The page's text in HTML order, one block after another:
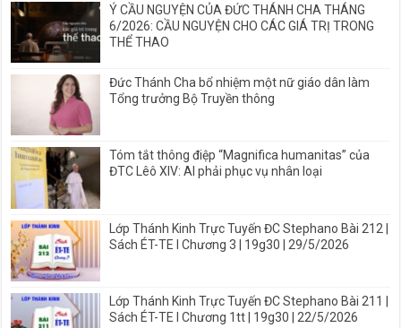
Ý CẦU NGUYỆN CỦA ĐỨC THÁNH CHA THÁNG
6/2026: CẦU NGUYỆN CHO CÁC GIÁ TRỊ TRONG
THỂ THAO
Đức Thánh Cha bổ nhiệm một nữ giáo dân làm
Tổng trưởng Bộ Truyền thông
Tóm tắt thông điệp “Magnifica humanitas” của
ĐTC Lêô XIV: AI phải phục vụ nhân loại
Lớp Thánh Kinh Trực Tuyến ĐC Stephano Bài 212 |
Sách ÉT-TE I Chương 3 | 19g30 | 29/5/2026
Lớp Thánh Kinh Trực Tuyến ĐC Stephano Bài 211 |
Sách ÉT-TE I Chương 1tt | 19g30 | 22/5/2026